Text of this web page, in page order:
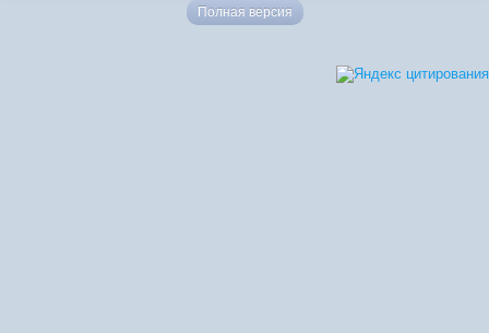
Полная версия